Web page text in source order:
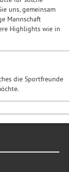
uns, gemeinsam
Mannschaft
Highlights wie in
die Sportfreunde